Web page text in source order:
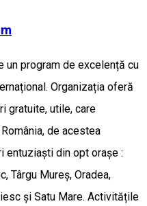
un program de excelență cu
Organizația oferă
gratuite, utile, care
de acestea
entuziaști din opt orașe :
Târgu Mureș, Oradea,
și Satu Mare. Activitățile